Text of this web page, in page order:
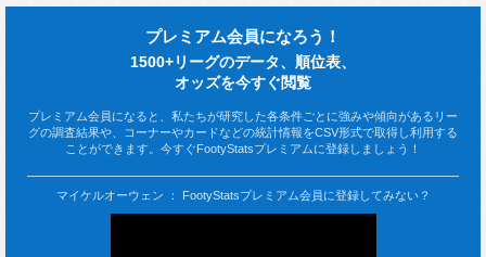
プレミアム会員になろう！
1500+リーグのデータ、順位表、
オッズを今すぐ閲覧
プレミアム会員になると、私たちが研究した各条件ごとに強みや傾向があるリー
グの調査結果や、コーナーやカードなどの統計情報をCSV形式で取得し利用する
ことができます。今すぐFootyStatsプレミアムに登録しましょう！
マイケルオーウェン ： FootyStatsプレミアム会員に登録してみない？